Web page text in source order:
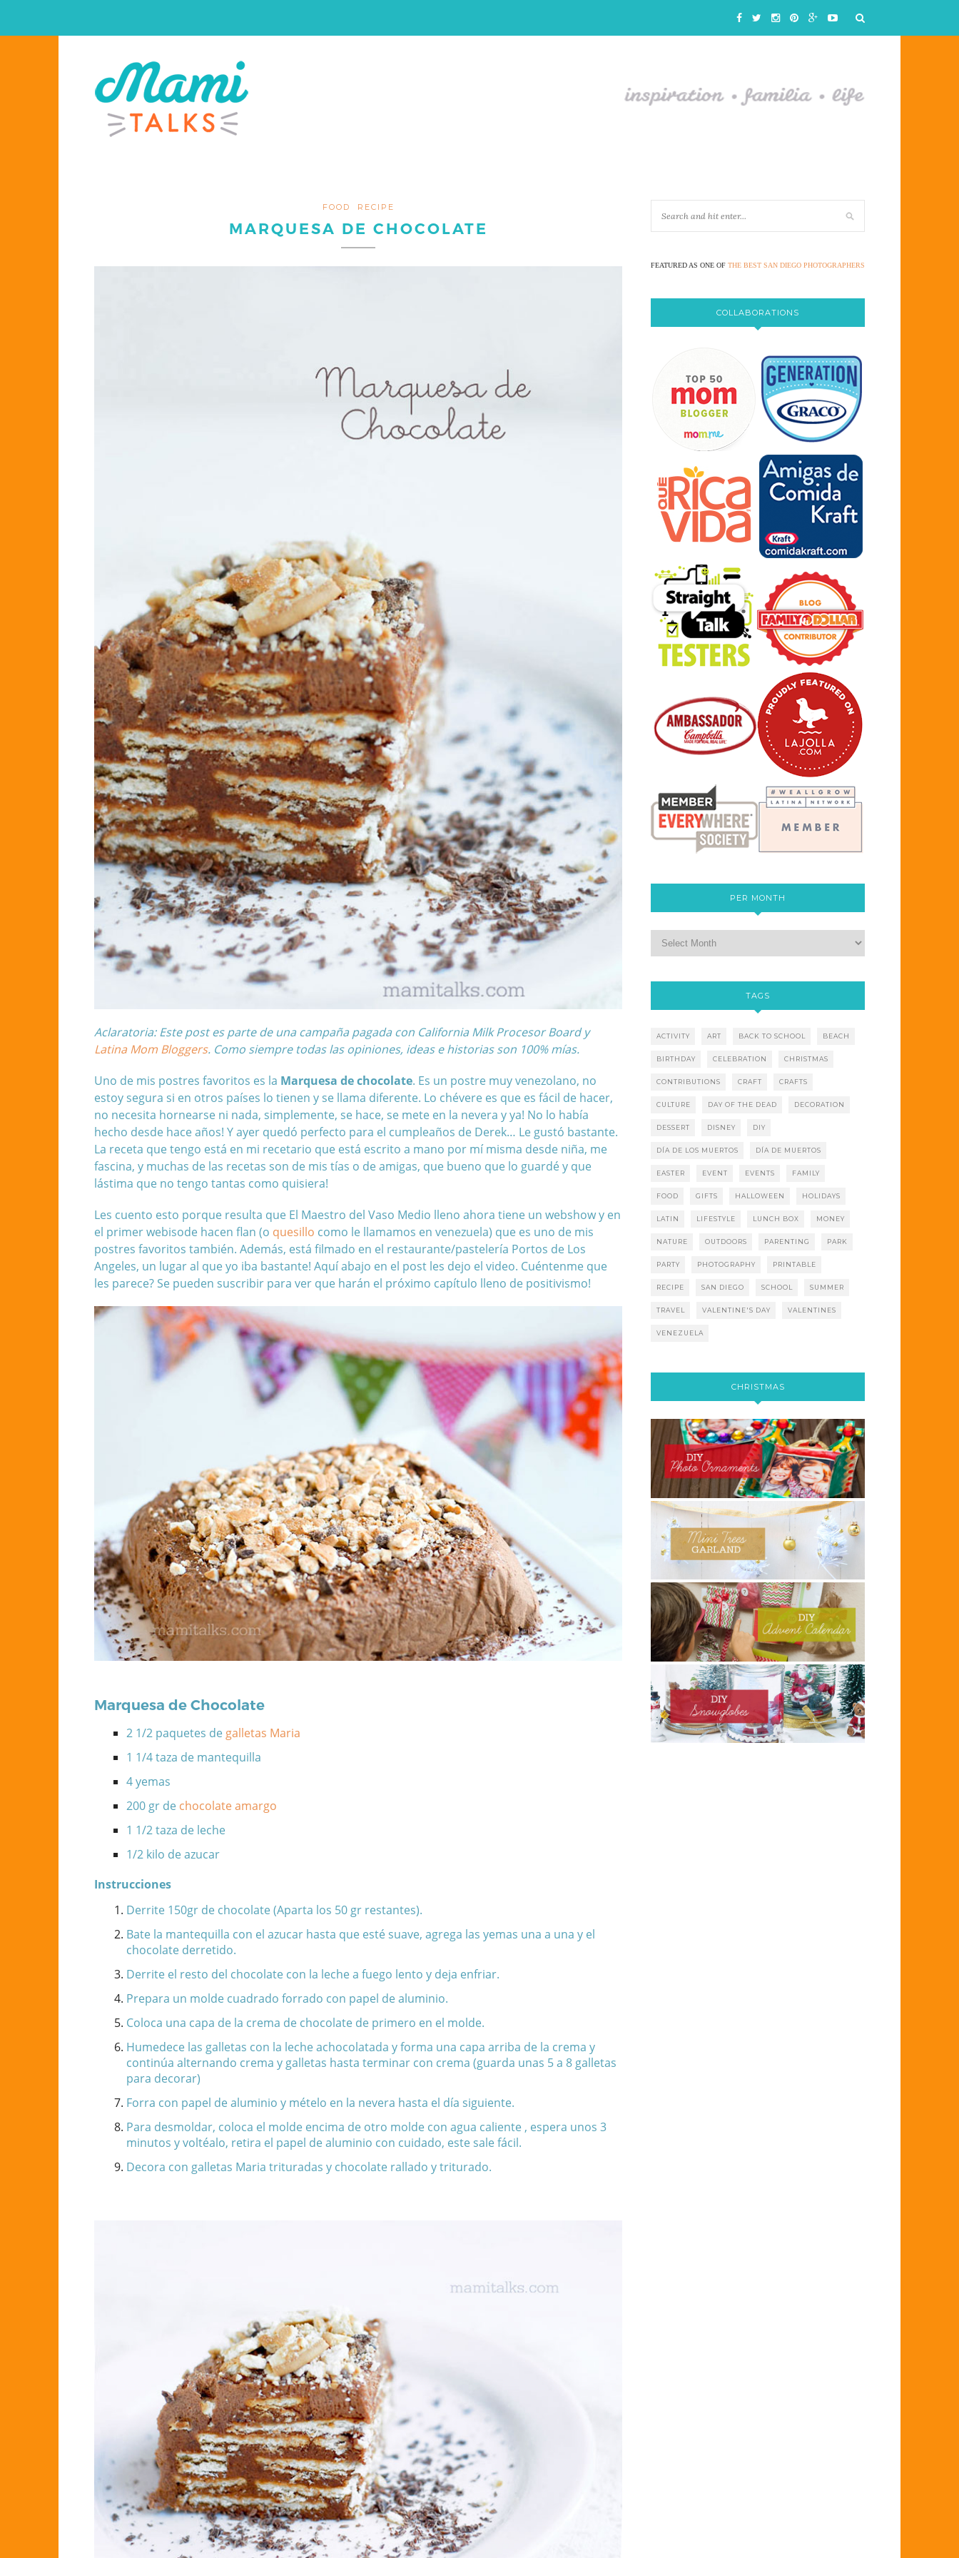
FOOD RECIPE
MARQUESA DE CHOCOLATE
Aclaratoria: Este post es parte de una campaña pagada con California Milk Procesor Board y
Latina Mom Bloggers. Como siempre todas las opiniones, ideas e historias son 100% mías.
Uno de mis postres favoritos es la Marquesa de chocolate. Es un postre muy venezolano, no
estoy segura si en otros países lo tienen y se llama diferente. Lo chévere es que es fácil de hacer,
no necesita hornearse ni nada, simplemente, se hace, se mete en la nevera y ya! No lo había
hecho desde hace años! Y ayer quedó perfecto para el cumpleaños de Derek… Le gustó bastante.
La receta que tengo está en mi recetario que está escrito a mano por mí misma desde niña, me
fascina, y muchas de las recetas son de mis tías o de amigas, que bueno que lo guardé y que
lástima que no tengo tantas como quisiera!
Les cuento esto porque resulta que El Maestro del Vaso Medio lleno ahora tiene un webshowy en
el primer webisode hacen flan (o quesillo como le llamamos en venezuela) que es uno de mis
postres favoritos también. Además, está filmado en el restaurante/pastelería Portos de Los
Angeles, un lugar al que yo iba bastante! Aquí abajo en el post les dejo el video. Cuéntenme que
les parece? Se pueden suscribir para ver que harán el próximo capítulo lleno de positivismo!
Marquesa de Chocolate
2 1/2 paquetes de galletas Maria
1 1/4 taza de mantequilla
4 yemas
200 gr de chocolate amargo
1 1/2 taza de leche
1/2 kilo de azucar
Instrucciones
Derrite 150gr de chocolate (Aparta los 50 gr restantes).
Bate la mantequilla con el azucar hasta que esté suave, agrega las yemas una a una y el
chocolate derretido.
Derrite el resto del chocolate con la leche a fuego lento y deja enfriar.
Prepara un molde cuadrado forrado con papel de aluminio.
Coloca una capa de la crema de chocolate de primero en el molde.
Humedece las galletas con la leche achocolatada y forma una capa arriba de la crema y
continúa alternando crema y galletas hasta terminar con crema (guarda unas 5 a 8 galletas
para decorar)
Forra con papel de aluminio y mételo en la nevera hasta el día siguiente.
Para desmoldar, coloca el molde encima de otro molde con agua caliente , espera unos 3
minutos y voltéalo, retira el papel de aluminio con cuidado, este sale fácil.
Decora con galletas Maria trituradas y chocolate rallado y triturado.
FEATURED AS ONE OF THE BEST SAN DIEGO PHOTOGRAPHERS
COLLABORATIONS
PER MONTH
TAGS
ACTIVITY ART BACK TO SCHOOL BEACH
BIRTHDAY CELEBRATION CHRISTMAS
CONTRIBUTIONS CRAFT CRAFTS
CULTURE DAY OF THE DEAD DECORATION
DESSERT DISNEY DIY
DÍA DE LOS MUERTOS DÍA DE MUERTOS
EASTER EVENT EVENTS FAMILY
FOOD GIFTS HALLOWEEN HOLIDAYS
LATIN LIFESTYLE LUNCH BOX MONEY
NATURE OUTDOORS PARENTING PARK
PARTY PHOTOGRAPHY PRINTABLE
RECIPE SAN DIEGO SCHOOL SUMMER
TRAVEL VALENTINE'S DAY VALENTINES
VENEZUELA
CHRISTMAS